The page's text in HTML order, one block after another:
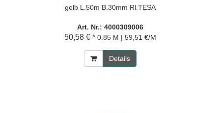
gelb L.50m B.30mm Rl.TESA
Art. Nr.: 4000309006
50,58 € * 0.85 M | 59,51 €/M
Details